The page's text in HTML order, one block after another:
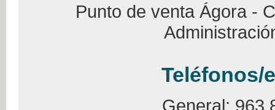
Punto de venta Ágora -
Teléfonos/
General: 963